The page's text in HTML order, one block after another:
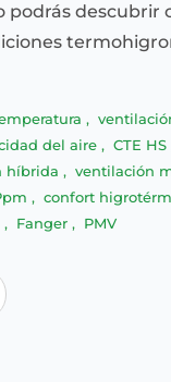
podrás descubrir
,
del aire , CTE HS
híbrida , ventilación
, confort
, Fanger , PMV